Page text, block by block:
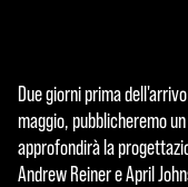
Due giorni prima
maggio, pubblicheremo
approfondirà la
Andrew Reiner e April